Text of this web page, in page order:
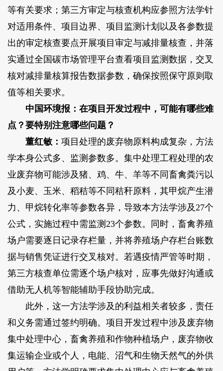
等有关要求；第三方审定与核查机构应参照方法学针
对适用条件、项目边界、项目监测计划以及各参数提
出的审定核查要点开展项目审定与减排量核查，并落
实通过全国碳市场管理平台查看项目监测数据，交叉
核对减排量核算报告数据参数，确保按照保守原则取
值等相关要求。
中国环境报：在项目开发过程中，可能有哪些难
点？要特别注意哪些问题？
董红敏： 项目处理的废弃物原料构成复杂，方法
学本身公式多、监测参数多。集中处理工程处理的农
业废弃物可能涉及猪、鸡、牛、羊等不同畜禽粪污以
及小麦、玉米、稻秸等不同秸秆原料，其甲烷产生潜
力、甲烷转化率等参数各异，导致本方法学涉及27个
公式，实施过程中需监测23个参数。同时，畜禽养殖
场户需要逐日记录存栏量，并将养殖场户存栏台账数
据与销售凭证进行交叉核对。若遇疫情严管等时期，
第三方核查单位需逐个场户核对，应事先做好沟通或
借助无人机等智能辅助手段协助完成。
此外，这一方法学涉及的利益相关者较多，责任
和义务需通过签约明确。项目开发过程中涉及废弃物
集中处理中心，畜禽养殖和作物种植场户，废弃物收
集运输企业或个人，电能、沼气和生物天然气的外供